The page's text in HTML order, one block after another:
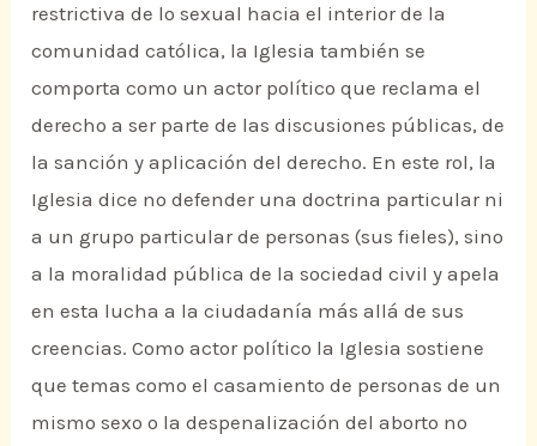
restrictiva de lo sexual hacia el interior de la
comunidad católica, la Iglesia también se
comporta como un actor político que reclama el
derecho a ser parte de las discusiones públicas, de
la sanción y aplicación del derecho. En este rol, la
Iglesia dice no defender una doctrina particular ni
a un grupo particular de personas (sus fieles), sino
a la moralidad pública de la sociedad civil y apela
en esta lucha a la ciudadanía más allá de sus
creencias. Como actor político la Iglesia sostiene
que temas como el casamiento de personas de un
mismo sexo o la despenalización del aborto no